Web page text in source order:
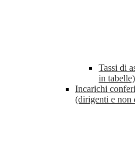
Tassi di
in tabelle)
Incarichi
(dirigenti e non